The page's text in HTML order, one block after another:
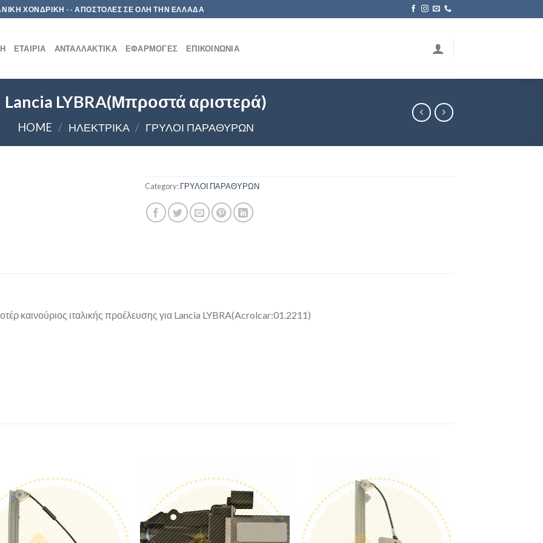
ΧΟΝΔΡΙΚΗ -- ΑΠΟΣΤΟΛΕΣ ΣΕ ΟΛΗ ΤΗΝ ΕΛΛΑΔΑ
ΕΤΑΙΡΊΑ ΑΝΤΑΛΛΑΚΤΙΚΆ ΕΦΑΡΜΟΓΈΣ ΕΠΙΚΟΙΝΩΝΊΑ
Lancia LYBRA(Μπροστά αριστερά)
HOME / ΗΛΕΚΤΡΙΚΑ / ΓΡΥΛΟΙ ΠΑΡΑΘΥΡΩΝ
Category:ΓΡΥΛΟΙ ΠΑΡΑΘΥΡΩΝ
καινούριος ιταλικής προέλευσης για Lancia LYBRA(Acrolcar:01.2211)